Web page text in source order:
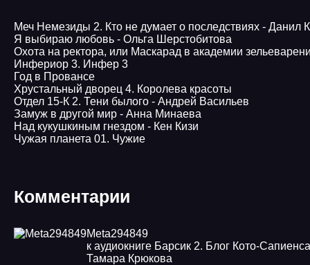
Меч Немезиды 2. Кто не думает о последствиях - Данил
Я выбираю любовь - Ольга Шерстобитова
Охота на ректора, или Маскарад в академии
Инфериор 3. Инфер 3
Год в Провансе
Хрустальный дворец 4. Королева красоты
Отдел 15-К 2. Тени былого - Андрей Васильев
Замуж в другой мир - Анна Минаева
Над кукушкиным гнездом - Кен Кизи
Чужая планета 01. Чужие
Комментарии
Meta294849
к аудиокниге Барсик 2. Блог Кото-
Тамара Крюкова